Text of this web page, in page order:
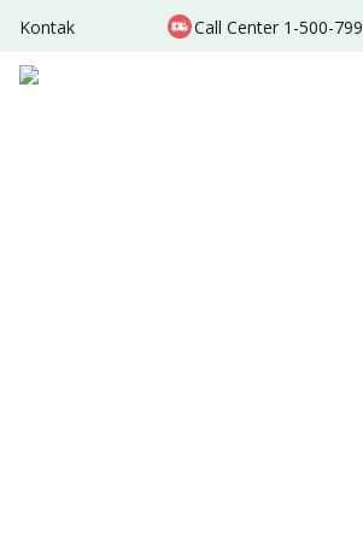
Kontak Call Center 1-500-799